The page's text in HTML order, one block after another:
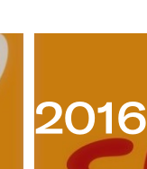
2016